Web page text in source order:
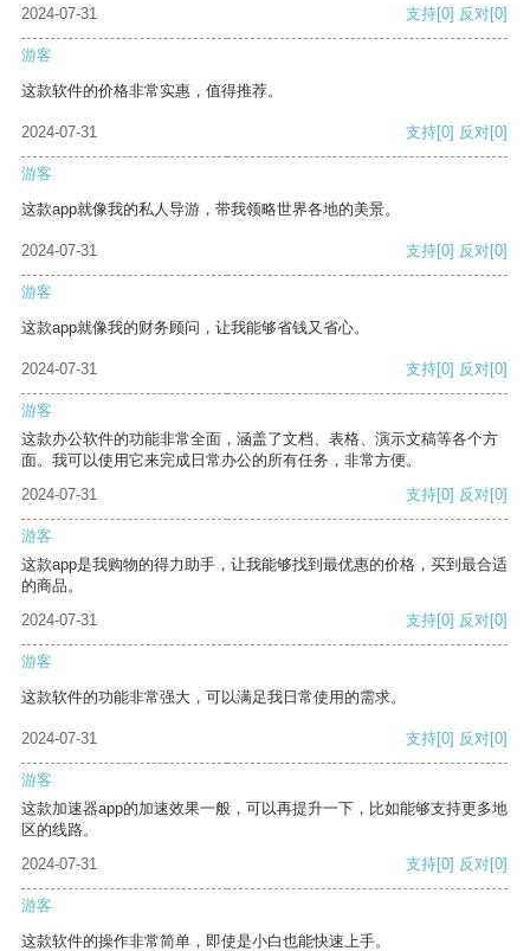
2024-07-31
支持[0] 反对[0]
游客
这款软件的价格非常实惠，值得推荐。
2024-07-31 支持[0] 反对[0]
游客
这款app就像我的私人导游，带我领略世界各地的美景。
2024-07-31 支持[0] 反对[0]
游客
这款app就像我的财务顾问，让我能够省钱又省心。
2024-07-31 支持[0] 反对[0]
游客
这款办公软件的功能非常全面，涵盖了文档、表格、演示文稿等各个方
面。我可以使用它来完成日常办公的所有任务，非常方便。
2024-07-31
支持[0] 反对[0]
游客
这款app是我购物的得力助手，让我能够找到最优惠的价格，买到最合适
的商品。
2024-07-31
支持[0] 反对[0]
游客
这款软件的功能非常强大，可以满足我日常使用的需求。
2024-07-31 支持[0] 反对[0]
游客
这款加速器app的加速效果一般，可以再提升一下，比如能够支持更多地
区的线路。
2024-07-31
支持[0] 反对[0]
游客
这款软件的操作非常简单，即使是小白也能快速上手。